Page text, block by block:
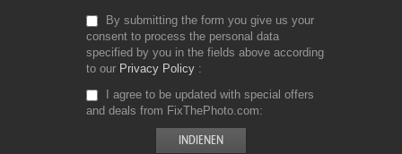
By submitting the form you give us your
consent to process the personal data
specified by you in the fields above according
to our Privacy Policy
I agree to be updated with special offers
and deals from FixThePhoto.com